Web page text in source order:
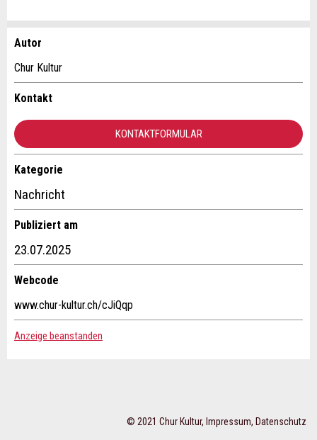
Anzeige beanstanden
Ihr Feedback wird sehr geschätzt!
Allgemeines Feedback
Anzeige nicht mehr gültig
Anzeige unvollständig
Anzeige weiterempfehlen
Empfehlen Sie diese Anzeige an Freunde weiter.
* Eingabe erforderlich
Autor
Chur Kultur
Kontakt
KONTAKTFORMULAR
Kontakt
Verfassen Sie eine Nachricht für die Kontaktpersonen dieser
Kategorie
Nachricht
Publiziert am
23.07.2025
Webcode
www.chur-kultur.ch/cJiQqp
Anzeige beanstanden
© 2021 Chur Kultur, Impressum, Datenschutz